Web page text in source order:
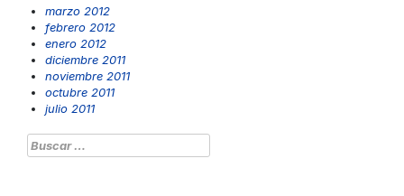
marzo 2012
febrero 2012
enero 2012
diciembre 2011
noviembre 2011
octubre 2011
julio 2011
Buscar: